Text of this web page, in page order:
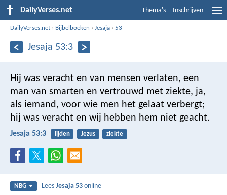
DailyVerses.net Thema's Inschrijven
DailyVerses.net › Bijbelboeken ›Jesaja ›53
Jesaja 53:3
Hij was veracht en van mensen verlaten, een
man van smarten en vertrouwd met ziekte, ja,
als iemand, voor wie men het gelaat verbergt;
hij was veracht en wij hebben hem niet geacht.
Jesaja 53:3 lijden Jezus ziekte
NBG LeesJesaja 53 online